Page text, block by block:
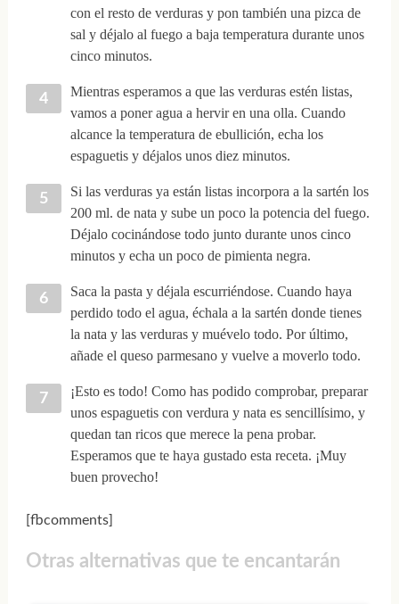
con el resto de verduras y pon también una pizca de
sal y déjalo al fuego a baja temperatura durante unos
cinco minutos.
Mientras esperamos a que las verduras estén listas,
vamos a poner agua a hervir en una olla. Cuando
alcance la temperatura de ebullición, echa los
espaguetis y déjalos unos diez minutos.
Si las verduras ya están listas incorpora a la sartén los
200 ml. de nata y sube un poco la potencia del fuego.
Déjalo cocinándose todo junto durante unos cinco
minutos y echa un poco de pimienta negra.
Saca la pasta y déjala escurriéndose. Cuando haya
perdido todo el agua, échala a la sartén donde tienes
la nata y las verduras y muévelo todo. Por último,
añade el queso parmesano y vuelve a moverlo todo.
¡Esto es todo! Como has podido comprobar, preparar
unos espaguetis con verdura y nata es sencillísimo, y
quedan tan ricos que merece la pena probar.
Esperamos que te haya gustado esta receta. ¡Muy
buen provecho!
[fbcomments]
Otras alternativas que te encantarán